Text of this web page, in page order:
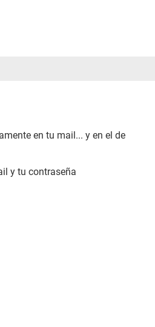
en tu mail... y en el de
y tu contraseña